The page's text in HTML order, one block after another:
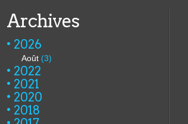
Archives
2026
Août (3)
2022
2021
2020
2018